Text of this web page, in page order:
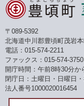
〒089-5392
北海道中川郡豊頃町茂岩
電話：015-574-2211
ファックス：015-574-3750
開庁時間：午前8時30分か
閉庁日：土曜日・日曜日
法人番号1000020016454